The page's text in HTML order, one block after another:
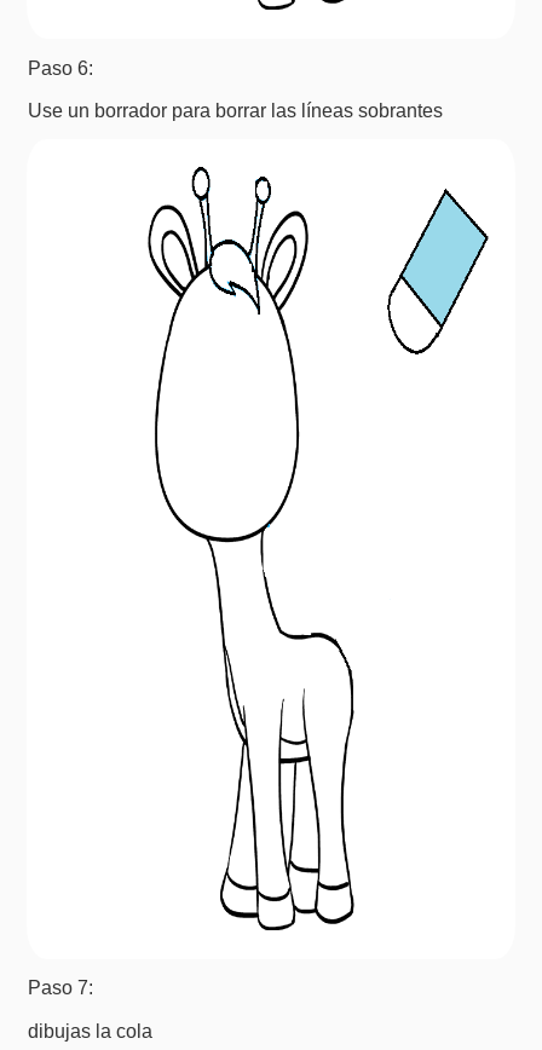
Paso 6:
Use un borrador para borrar las líneas sobrantes
Paso 7:
dibujas la cola